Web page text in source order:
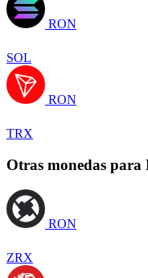
RON
SOL
RON
TRX
Otras monedas
RON
ZRX